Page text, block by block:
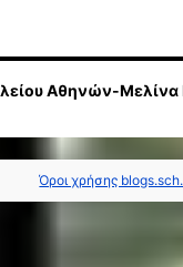
Αθηνών-
Όροι χρήσης